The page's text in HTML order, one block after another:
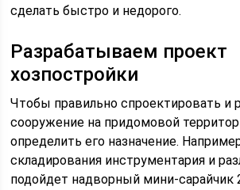
сделать быстро и недорого.
Разрабатываем проект
хозпостройки
Чтобы правильно спроектировать и
сооружение на придомовой
определить его назначение.
складирования инструментария и
подойдет надворный мини-сарайчик